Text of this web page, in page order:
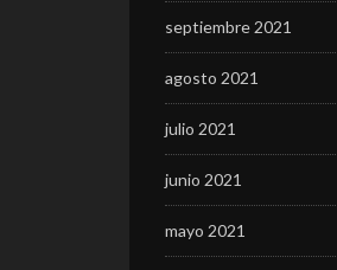
septiembre 2021
agosto 2021
julio 2021
junio 2021
mayo 2021